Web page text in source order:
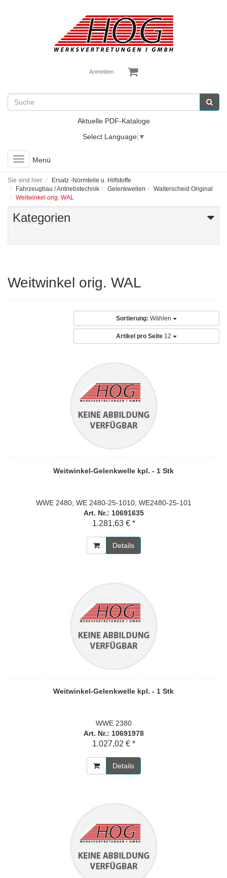
Anmelden
Aktuelle PDF-Kataloge
Select Language ▼
Toggle
navigation
Menü
Sie sind hier:
Ersatz -Normteile u. Hilfstoffe
Fahrzeugbau / Antriebstechnik
Gelenkwellen
Walterscheid Original
Weitwinkel orig. WAL
Kategorien
Weitwinkel orig. WAL
Sortierung: Wählen
Artikel pro Seite 12
Weitwinkel-Gelenkwelle kpl. - 1 Stk
WWE 2480; WE 2480-25-1010; WE2480-25-101
Art. Nr.: 10691635
1.281,63 € *
Details
Weitwinkel-Gelenkwelle kpl. - 1 Stk
WWE 2380
Art. Nr.: 10691978
1.027,02 € *
Details